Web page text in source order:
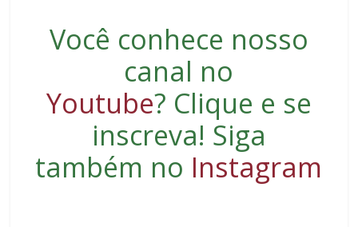
Você conhece nosso
canal no
Youtube? Clique e se
inscreva! Siga
também no Instagram